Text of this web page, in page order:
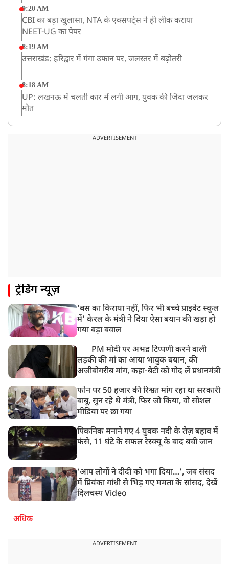
9:20 AM
CBI का बड़ा खुलासा, NTA के एक्सपर्ट्स ने ही लीक कराया
NEET-UG का पेपर
8:19 AM
उत्तराखंड: हरिद्वार में गंगा उफान पर, जलस्तर में बढ़ोतरी
8:18 AM
UP: लखनऊ में चलती कार में लगी आग, युवक की जिंदा जलकर
मौत
ADVERTISEMENT
ट्रेंडिंग न्यूज़
'बस का किराया नहीं, फिर भी बच्चे प्राइवेट स्कूल
में' केरल के मंत्री ने दिया ऐसा बयान की खड़ा हो
गया बड़ा बवाल
PM मोदी पर अभद्र टिप्पणी करने वाली
लड़की की मां का आया भावुक बयान, की
अजीबोगरीब मांग, कहा-बेटी को गोद लें प्रधानमंत्री
फोन पर 50 हजार की रिश्वत मांग रहा था सरकारी
बाबू, सुन रहे थे मंत्री, फिर जो किया, वो सोशल
मीडिया पर छा गया
पिकनिक मनाने गए 4 युवक नदी के तेज़ बहाव में
फंसे, 11 घंटे के सफल रेस्क्यू के बाद बची जान
‘आप लोगों ने दीदी को भगा दिया…’, जब संसद
में प्रियंका गांधी से भिड़ गए ममता के सांसद, देखें
दिलचस्प Video
अधिक
ADVERTISEMENT